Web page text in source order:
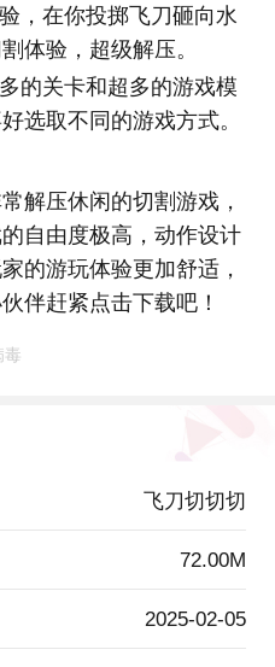
，在你投掷飞刀砸向水
体验，超级解压。
的关卡和超多的游戏模
选取不同的游戏方式。
解压休闲的切割游戏，
自由度极高，动作设计
的游玩体验更加舒适，
伴赶紧点击下载吧！
毒
飞刀切切切
72.00M
2025-02-05